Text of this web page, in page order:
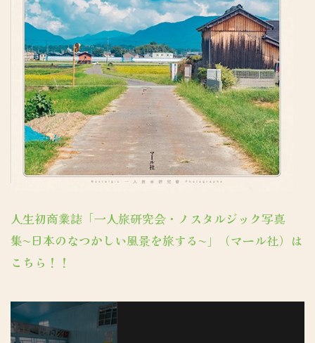
人生初商業誌「一人旅研究会・ノスタルジック写真
集〜日本のなつかしい風景を旅する〜」（マール社）は
こちら！！